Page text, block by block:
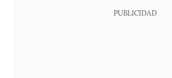
PUBLICIDAD